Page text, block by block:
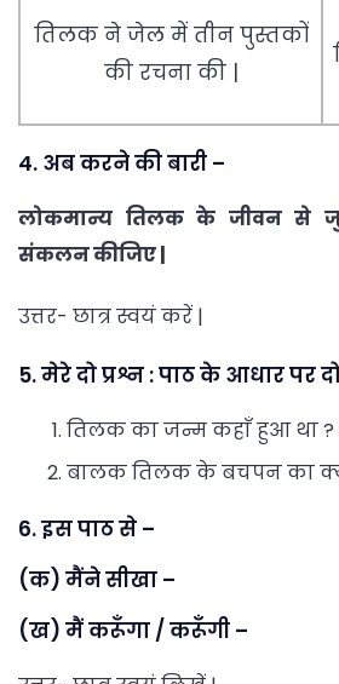
तिलक ने जेल में तीन पुस्तकों
की रचना की |
4. अब करने की बारी –
लोकमान्य तिलक के जीवन से
संकलन कीजिए |
उत्तर- छात्र स्वयं करें |
5. मेरे दो प्रश्न : पाठ के आधार पर
तिलक का जन्म कहाँ हुआ था ?
बालक तिलक के बचपन का
6. इस पाठ से –
(क) मैंने सीखा –
(ख) मैं करूँगा / करूँगी –